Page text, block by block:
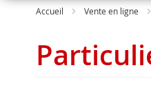
Accueil Vente en ligne